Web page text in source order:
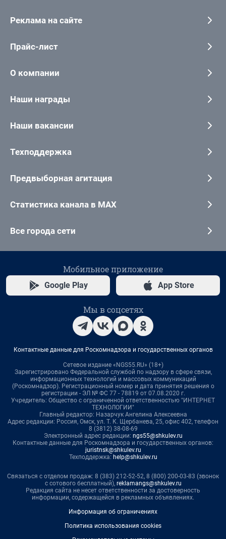
Реклама на сайте
Прайс-лист
О компании
Наши награды
Наши вакансии
Техподдержка
Предвыборная агитация
Статистика канала в MAX
Все города сети
Мобильное приложение
Google Play App Store
Мы в соцсетях
Контактные данные для Роскомнадзора и государственных органов
Сетевое издание «NGS55.RU» (18+)
Зарегистрировано Федеральной службой по надзору в сфере связи,
информационных технологий и массовых коммуникаций
(Роскомнадзор). Регистрационный номер и дата принятия решения о
регистрации - ЭЛ № ФС 77 - 78819 от 07.08.2020 г.
Учредитель: Общество с ограниченной ответственностью "ИНТЕРНЕТ
ТЕХНОЛОГИИ"
Главный редактор: Назарчук Ангелина Алексеевна
Адрес редакции: Россия, Омск, ул. Т. К. Щербанева, 25, офис 402, телефон
8 (3812) 38-08-69
Электронный адрес редакции: ngs55@shkulev.ru
Контактные данные для Роскомнадзора и государственных органов:
juristnsk@shkulev.ru
Техподдержка: help@shkulev.ru
Связаться с отделом продаж: 8 (383) 212-52-52, 8 (800) 200-03-83 (звонок
с сотового бесплатный), reklamangs@shkulev.ru
Редакция сайта не несет ответственности за достоверность
информации, содержащейся в рекламных объявлениях.
Информация об ограничениях
Политика использования cookies